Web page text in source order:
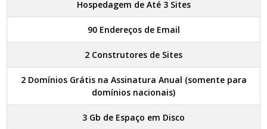
Hospedagem de Até 3 Sites
90 Endereços de Email
2 Construtores de Sites
2 Domínios Grátis na Assinatura Anual (somente para
domínios nacionais)
3 Gb de Espaço em Disco